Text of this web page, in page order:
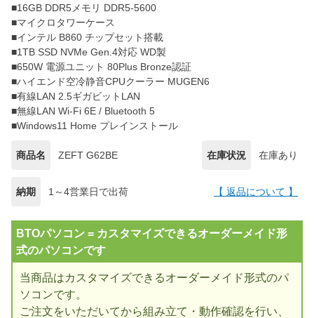
■16GB DDR5メモリ DDR5-5600
■マイクロタワーケース
■インテル B860 チップセット搭載
■1TB SSD NVMe Gen.4対応 WD製
■650W 電源ユニット 80Plus Bronze認証
■ハイエンド空冷静音CPUクーラー MUGEN6
■有線LAN 2.5ギガビットLAN
■無線LAN Wi-Fi 6E / Bluetooth 5
■Windows11 Home プレインストール
商品名 ZEFT G62BE 在庫状況 在庫あり
納期 1～4営業日で出荷 【 返品について 】
BTOパソコン = カスタマイズできるオーダーメイド形
式のパソコンです
当商品はカスタマイズできるオーダーメイド形式のパ
ソコンです。
ご注文をいただいてから組み立て・動作確認を行い、